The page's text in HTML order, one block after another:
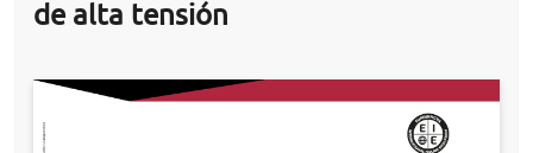
de alta tensión